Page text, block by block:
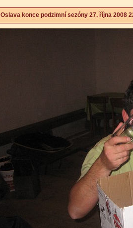
Oslava konce podzimní sezóny 27. října 2008